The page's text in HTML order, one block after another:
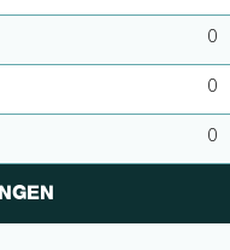
0
0
0